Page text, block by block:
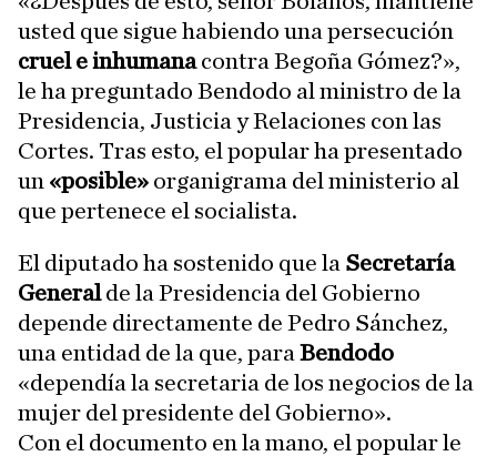
usted que sigue habiendo una persecución
cruel e inhumanacontra Begoña Gómez?»,
le ha preguntado Bendodo al ministro de la
Presidencia, Justicia y Relaciones con las
Cortes. Tras esto, el popular ha presentado
un «posible» organigrama del ministerio al
que pertenece el socialista.
El diputado ha sostenido que la Secretaría
Generalde la Presidencia del Gobierno
depende directamente de Pedro Sánchez,
una entidad de la que, para Bendodo
«dependía la secretaria de los negocios de la
mujer del presidente del Gobierno».
Con el documento en la mano, el popular le